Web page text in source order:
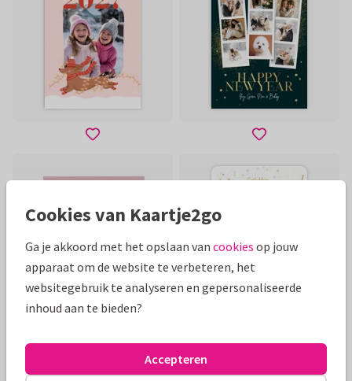
Foliedruk
Cookies van Kaartje2go
Ga je akkoord met het opslaan van cookies op jouw
apparaat om de website te verbeteren, het
websitegebruik te analyseren en gepersonaliseerde
inhoud aan te bieden?
Accepteren